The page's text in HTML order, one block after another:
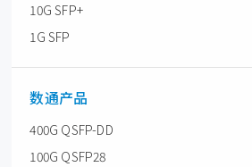
10G SFP+
1G SFP
数通产品
400G QSFP-DD
100G QSFP28